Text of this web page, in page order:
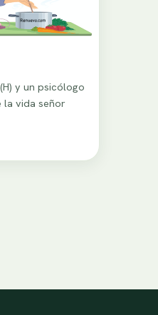
y un psicólogo
la vida señor